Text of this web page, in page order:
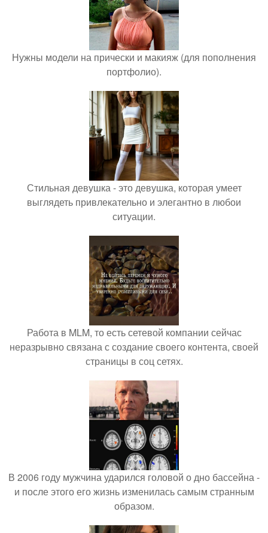
Нужны модели на прически и макияж (для пополнения
портфолио).
Стильная девушка - это девушка, которая умеет
выглядеть привлекательно и элегантно в любои
ситуации.
Работа в MLM, то есть сетевой компании сейчас
неразрывно связана с создание своего контента, своей
страницы в соц сетях.
В 2006 году мужчина ударился головой о дно бассейна -
и после этого его жизнь изменилась самым странным
образом.